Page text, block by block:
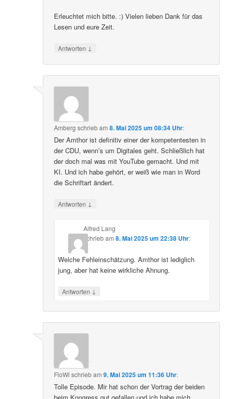
Erleuchtet mich bitte. :) Vielen lieben Dank für das
Lesen und eure Zeit.
Antworten ↓
Amberg schriebam8. Mai 2025 um 08:34 Uhr:
Der Amthor ist definitiv einer der kompetentesten in
der CDU, wenn’s um Digitales geht. Schließlich hat
der doch mal was mit YouTube gemacht. Und mit
KI. Und ich habe gehört, er weiß wie man in Word
die Schriftart ändert.
Antworten ↓
Alfred Lang
schriebam 8. Mai 2025 um 22:38 Uhr:
Welche Fehleinschätzung. Amthor ist lediglich
jung, aber hat keine wirkliche Ahnung.
Antworten ↓
FloWi schriebam9. Mai 2025 um 11:36 Uhr:
Tolle Episode. Mir hat schon der Vortrag der beiden